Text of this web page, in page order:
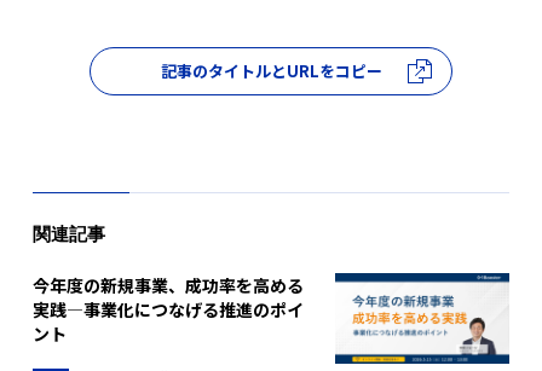
記事のタイトルとURLをコピー
関連記事
今年度の新規事業、成功率を高める
実践―事業化につなげる推進のポイ
ント